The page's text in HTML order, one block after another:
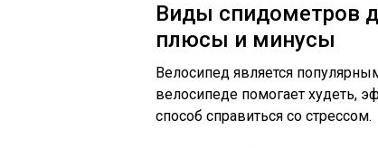
Виды спидометров
плюсы и минусы
Велосипед является
велосипеде помогает худеть,
способ справиться со стрессом.